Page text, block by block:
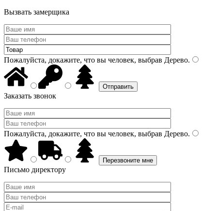
Вызвать замерщика
Пожалуйста, докажите, что вы человек, выбрав Дерево.
Заказать звонок
Пожалуйста, докажите, что вы человек, выбрав Дерево.
Письмо директору